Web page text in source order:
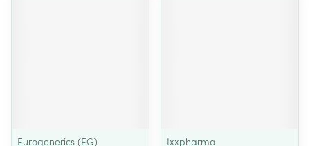
Eurogenerics (EG) Ixxpharma